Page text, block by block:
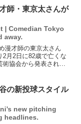
る内村光良は「とって
師・東京太さんが
| Comedian Tokyo
away.
漫才師の東京太さん
2月2日に82歳で亡くな
術協会から発表され
存在であった。昨年6
さん...
の新投球スタイル
new pitching
headlines.